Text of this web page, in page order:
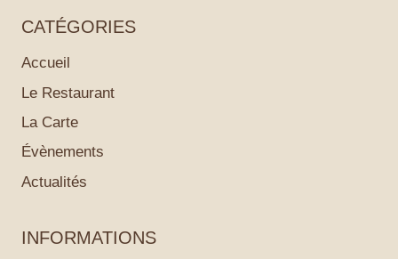
CATÉGORIES
Accueil
Le Restaurant
La Carte
Évènements
Actualités
INFORMATIONS